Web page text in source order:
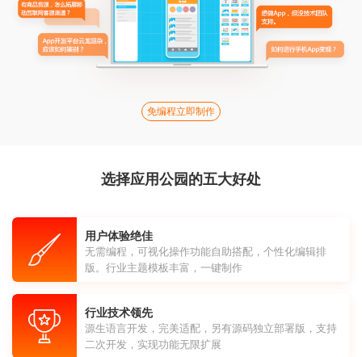
免编程立即制作
选择应用公园的五大好处
用户体验绝佳
无需编程，可视化操作功能自助搭配，个性化编辑排
版。行业主题模板丰富，一键制作
行业技术领先
源生语言开发，完美适配，另有源码独立部署版，支持
二次开发，实现功能无限扩展